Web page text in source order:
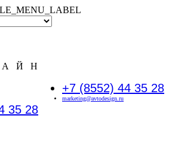
Й Н
+7 (8552) 44 35 28
marketing@avtodesign.ru
35 28